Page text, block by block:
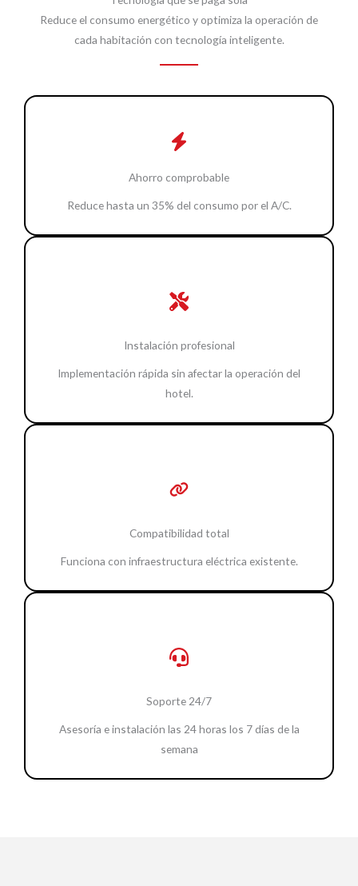
Reduce el consumo energético y optimiza la operación de
cada habitación con tecnología inteligente.
Ahorro comprobable
Reduce hasta un 35% del consumo por el A/C.
Instalación profesional
Implementación rápida sin afectar la operación del
hotel.
Compatibilidad total
Funciona con infraestructura eléctrica existente.
Soporte 24/7
Asesoría e instalación las 24 horas los 7 días de la
semana